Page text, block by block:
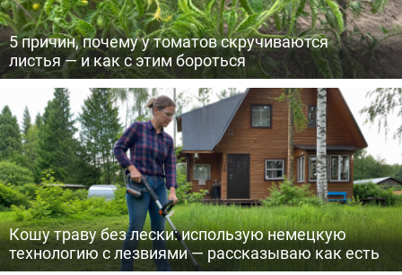
5 причин, почему у томатов скручиваются
листья — и как с этим бороться
Кошу траву без лески: использую немецкую
технологию с лезвиями — рассказываю как есть